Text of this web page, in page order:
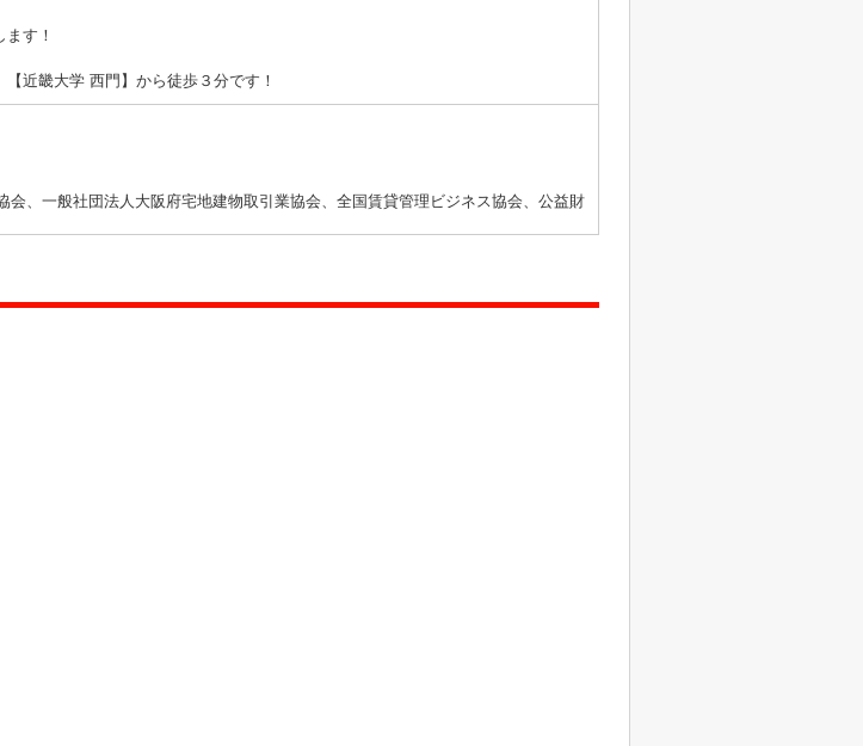
す！
近畿大学 西門】から徒歩３分です！
会、一般社団法人大阪府宅地建物取引業協会、全国賃貸管理ビジネス協会、公益財